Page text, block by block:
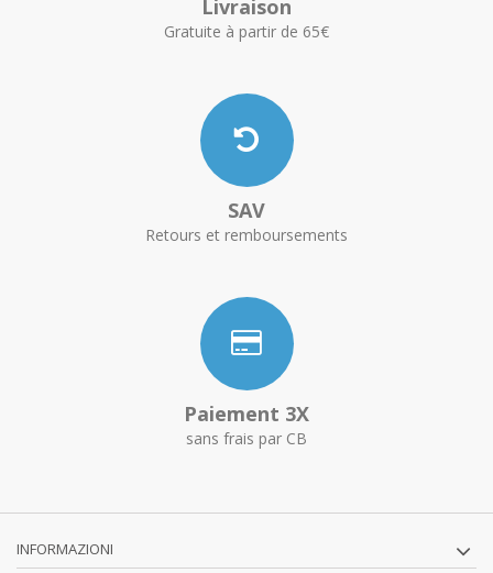
Livraison
Gratuite à partir de 65€
SAV
Retours et remboursements
Paiement 3X
sans frais par CB
INFORMAZIONI